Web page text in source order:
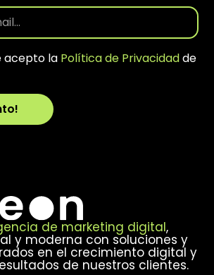
acepto la Política de Privacidadde
de marketing digital,
y moderna con soluciones y
en el crecimiento digital y
de nuestros clientes.